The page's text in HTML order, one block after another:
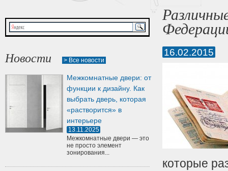
Уплотнитель для деревянных окон
Артикул:УМ.БиК-0062.IV.б
Уплотнитель лоджиевый для (4, 5, 6 мм)
Артикул:
Новости > Все новости
Межкомнатные двери: от
функции к дизайну. Как
выбрать дверь, которая
«растворится» в
интерьере
13.11.2025
Межкомнатные двери — это
не просто элемент
зонирования...
16.02.2015
которые